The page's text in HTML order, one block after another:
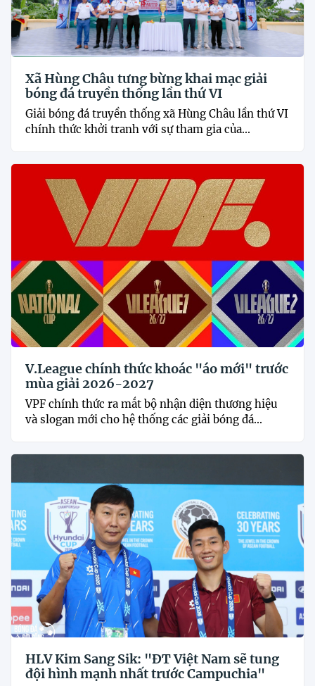
Xã Hùng Châu tưng bừng khai mạc giải
bóng đá truyền thống lần thứ VI
Giải bóng đá truyền thống xã Hùng Châu lần thứ VI
chính thức khởi tranh với sự tham gia của...
V.League chính thức khoác "áo mới" trước
mùa giải 2026-2027
VPF chính thức ra mắt bộ nhận diện thương hiệu
và slogan mới cho hệ thống các giải bóng đá...
HLV Kim Sang Sik: "ĐT Việt Nam sẽ tung
đội hình mạnh nhất trước Campuchia"